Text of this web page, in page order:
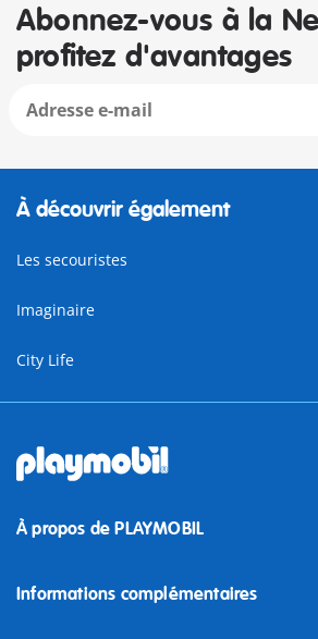
Abonnez-vous à la
profitez d'avantages
À découvrir également
Les secouristes
Imaginaire
City Life
À propos de PLAYMOBIL
Informations complémentaires